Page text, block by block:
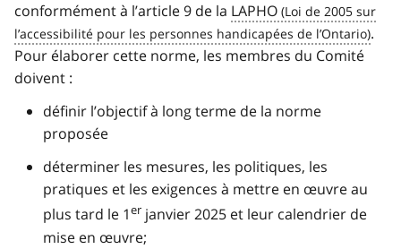
conformément à l’article 9 de la LAPHO
.
Pour élaborer cette norme, les membres du Comité
doivent :
définir l’objectif à long terme de la norme
proposée
déterminer les mesures, les politiques, les
pratiques et les exigences à mettre en œuvre au
plus tard le 1er janvier 2025 et leur calendrier de
mise en œuvre;